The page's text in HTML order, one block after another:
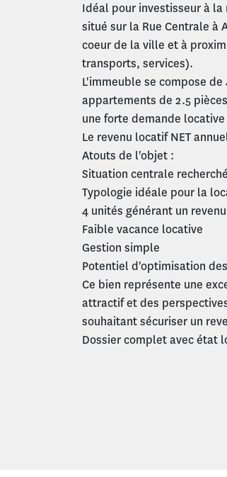
Idéal pour investisseur à
situé sur la Rue Centrale à
coeur de la ville et à
transports, services).
L'immeuble se compose
appartements de 2.5
une forte demande
Le revenu locatif NET
Atouts de l'objet :
Situation centrale
Typologie idéale pour la
4 unités générant un
Faible vacance locative
Gestion simple
Potentiel d'optimisation
Ce bien représente une
attractif et des
souhaitant sécuriser un
Dossier complet avec état